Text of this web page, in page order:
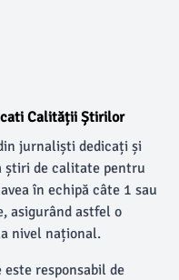
Calității Știrilor
jurnaliști dedicați și
știri de calitate pentru
în echipă câte 1 sau
asigurând astfel o
nivel național.
responsabil de